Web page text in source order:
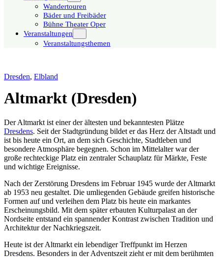
Wandertouren
Bäder und Freibäder
Bühne Theater Oper
Veranstaltungen
Veranstaltungsthemen
Dresden, Elbland
Altmarkt (Dresden)
Der Altmarkt ist einer der ältesten und bekanntesten Plätze
Dresdens. Seit der Stadtgründung bildet er das Herz der Altstadt und
ist bis heute ein Ort, an dem sich Geschichte, Stadtleben und
besondere Atmosphäre begegnen. Schon im Mittelalter war der
große rechteckige Platz ein zentraler Schauplatz für Märkte, Feste
und wichtige Ereignisse.
Nach der Zerstörung Dresdens im Februar 1945 wurde der Altmarkt
ab 1953 neu gestaltet. Die umliegenden Gebäude greifen historische
Formen auf und verleihen dem Platz bis heute ein markantes
Erscheinungsbild. Mit dem später erbauten Kulturpalast an der
Nordseite entstand ein spannender Kontrast zwischen Tradition und
Architektur der Nachkriegszeit.
Heute ist der Altmarkt ein lebendiger Treffpunkt im Herzen
Dresdens. Besonders in der Adventszeit zieht er mit dem berühmten